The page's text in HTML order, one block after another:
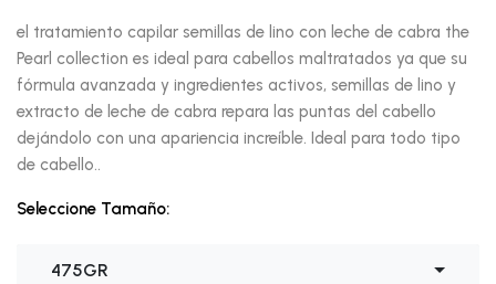
el tratamiento capilar semillas de lino con leche de cabra the
Pearl collection es ideal para cabellos maltratados ya que su
fórmula avanzada y ingredientes activos, semillas de lino y
extracto de leche de cabra repara las puntas del cabello
dejándolo con una apariencia increíble. Ideal para todo tipo
de cabello..
Seleccione Tamaño:
475GR